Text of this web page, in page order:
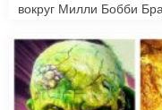
вокруг Милли Бобби